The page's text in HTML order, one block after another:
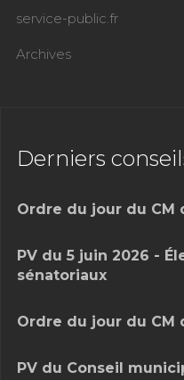
service-public.fr
Archives
Derniers
Ordre du jour du CM
PV du 5 juin 2026 -
sénatoriaux
Ordre du jour du CM
PV du Conseil